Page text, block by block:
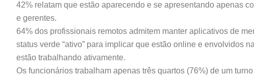
42% relatam que estão aparecendo e se apresentando apenas
e gerentes.
64% dos profissionais remotos admitem manter aplicativos de
status verde “ativo” para implicar que estão online e envolvidos
estão trabalhando ativamente.
Os funcionários trabalham apenas três quartos (76%) de um